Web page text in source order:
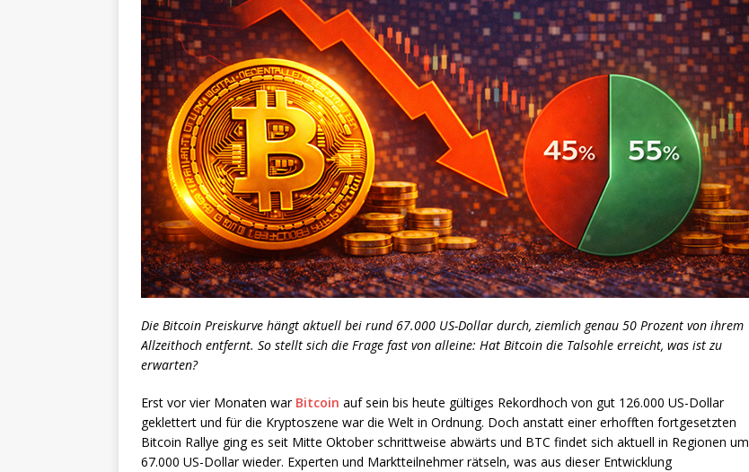
Die Bitcoin Preiskurve hängt aktuell bei rund 67.000 US-Dollar durch, ziemlich genau 50 Prozent von ihrem
Allzeithoch entfernt. So stellt sich die Frage fast von alleine: Hat Bitcoin die Talsohle erreicht, was ist zu
erwarten?
Erst vor vier Monaten war Bitcoin auf sein bis heute gültiges Rekordhoch von gut 126.000 US-Dollar
geklettert und für die Kryptoszene war die Welt in Ordnung. Doch anstatt einer erhofften fortgesetzten
Bitcoin Rallye ging es seit Mitte Oktober schrittweise abwärts und BTC findet sich aktuell in Regionen um
67.000 US-Dollar wieder. Experten und Marktteilnehmer rätseln, was aus dieser Entwicklung